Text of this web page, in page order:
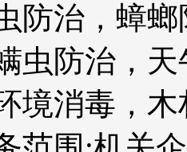
防治，蟑
虫防治，
境消毒，